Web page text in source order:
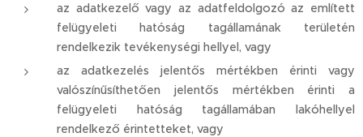
az adatkezelő vagy az adatfeldolgozó az említett
felügyeleti hatóság tagállamának területén
rendelkezik tevékenységi hellyel, vagy
az adatkezelés jelentős mértékben érinti vagy
valószínűsíthetően jelentős mértékben érinti a
felügyeleti hatóság tagállamában lakóhellyel
rendelkező érintetteket, vagy